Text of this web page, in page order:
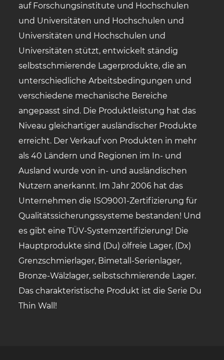
auf Forschungsinstitute und Hochschulen
und Universitäten und Hochschulen und
Universitäten und Hochschulen und
Universitäten stützt, entwickelt ständig
selbstschmierende Lagerprodukte, die an
unterschiedliche Arbeitsbedingungen und
verschiedene mechanische Bereiche
angepasst sind. Die Produktleistung hat das
Niveau gleichartiger ausländischer Produkte
erreicht. Der Verkauf von Produkten in mehr
als 40 Ländern und Regionen im In- und
Ausland wurde von in- und ausländischen
Nutzern anerkannt. Im Jahr 2006 hat das
Unternehmen die ISO9001-Zertifizierung für
Qualitätssicherungssysteme bestanden! Und
es gibt eine TÜV-Systemzertifizierung! Die
Hauptprodukte sind (Du) ölfreie Lager, (Dx)
Grenzschmierlager, Bimetall-Serienlager,
Bronze-Wälzlager, selbstschmierende Lager.
Das charakteristische Produkt ist die Serie Du
Thin Wall!